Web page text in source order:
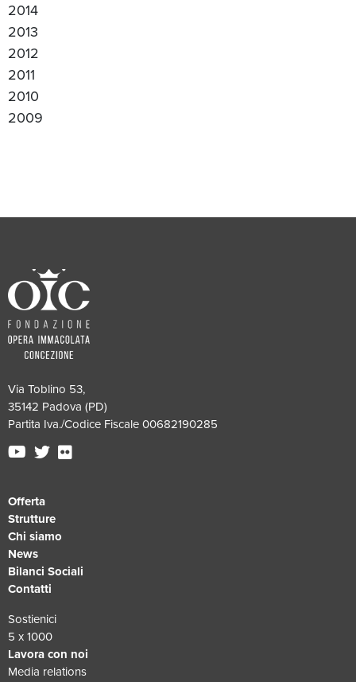
2014
2013
2012
2011
2010
2009
Via Toblino 53,
35142 Padova (PD)
Partita Iva./Codice Fiscale 00682190285
Offerta
Strutture
Chi siamo
News
Bilanci Sociali
Contatti
Sostienici
5 x 1000
Lavora con noi
Media relations